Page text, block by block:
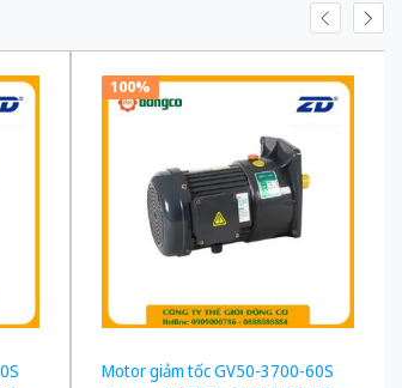
100%
Motor giảm tốc GV50-3700-60S